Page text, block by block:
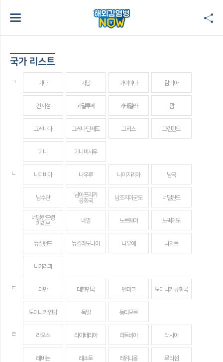
국가 리스트
ㄱ 가나 가봉 가이아나 감비아
건지섬 과달루페 과테말라 괌
그레나다 그레나딘 제도 그리스 그린란드
기니 기니비사우
ㄴ 나미비아 나우루 나이지리아 남극
남수단
남아프리카
공화국
남조지아군도 네덜란드
네덜란드령
카리브
네팔 노르웨이 노퍽제도
뉴질랜드 뉴칼레도니아 니우에 니제르
니카라과
ㄷ 대만 대한민국 덴마크 도미니카 공화국
도미니카 연방 독일 동티모르
ㄹ 라오스 라이베리아 라트비아 러시아
레바논 레소토 레위니옹 로타섬